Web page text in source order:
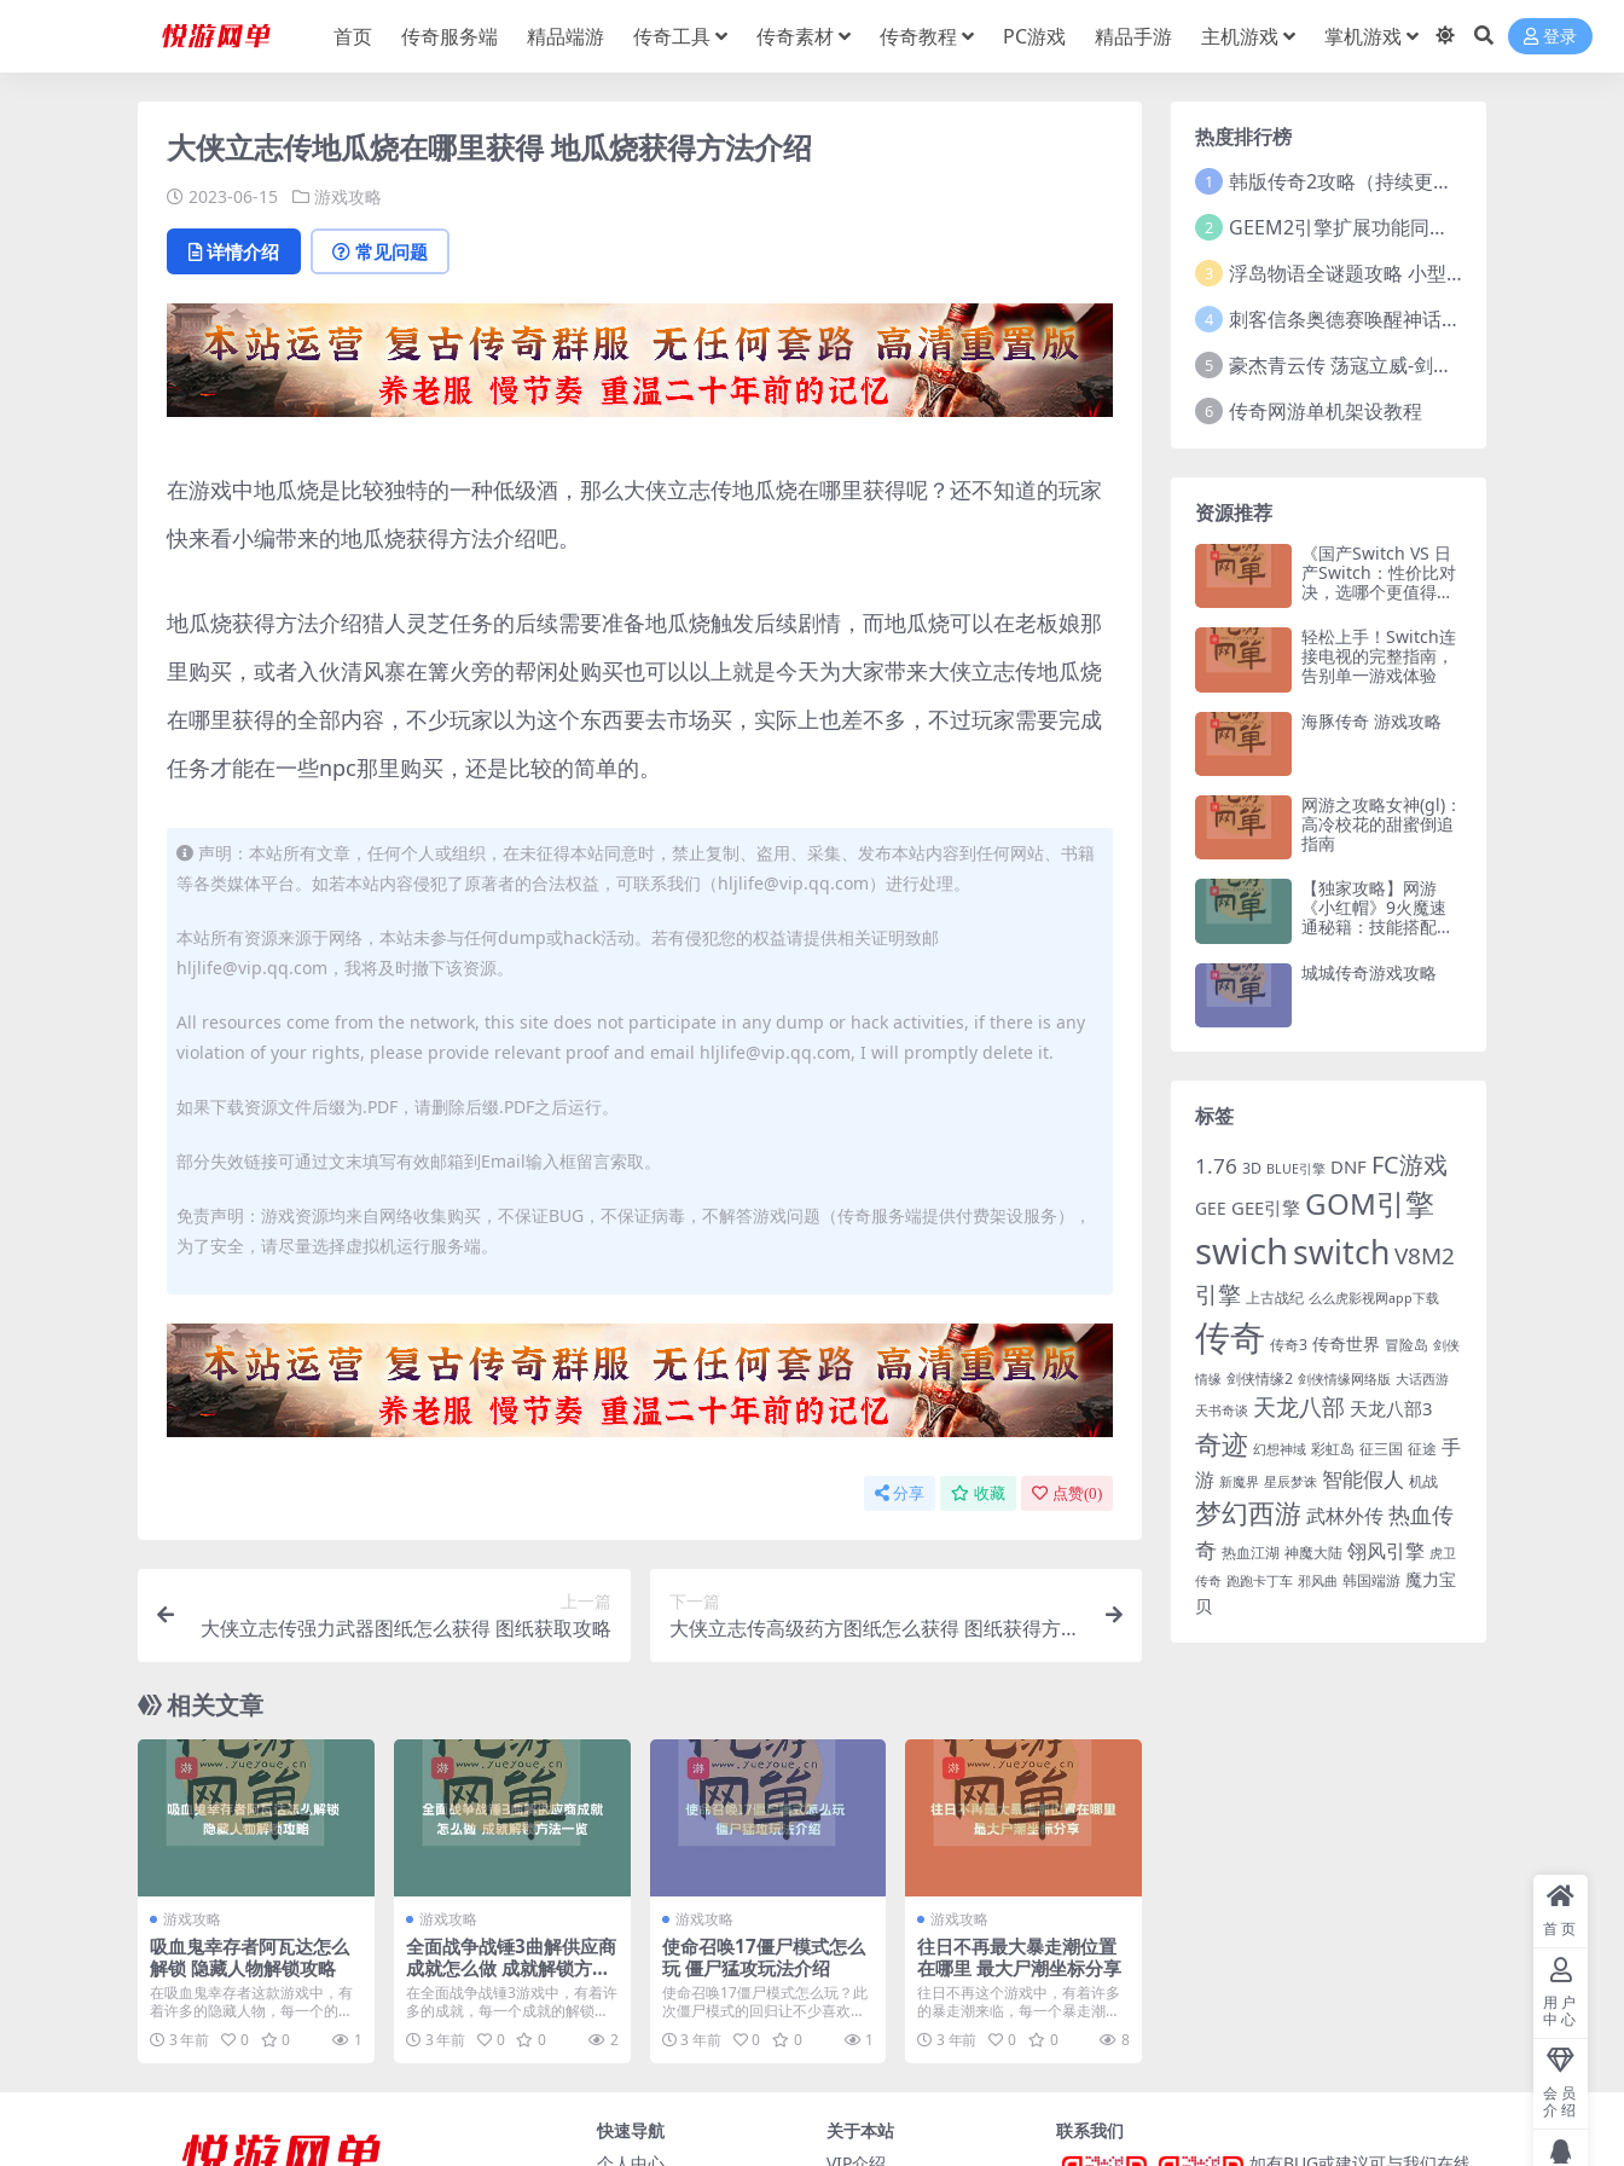
首页 传奇服务端 精品端游 传奇工具 传奇素材 传奇教程 PC游戏 精品手游 主机游戏 掌机游戏 登录
大侠立志传地瓜烧在哪里获得 地瓜烧获得方法介绍
2023-06-15 游戏攻略
详情介绍 常见问题
在游戏中地瓜烧是比较独特的一种低级酒，那么大侠立志传地瓜烧在哪里获得呢？还不知道的玩家
快来看小编带来的地瓜烧获得方法介绍吧。
地瓜烧获得方法介绍猎人灵芝任务的后续需要准备地瓜烧触发后续剧情，而地瓜烧可以在老板娘那
里购买，或者入伙清风寨在篝火旁的帮闲处购买也可以以上就是今天为大家带来大侠立志传地瓜烧
在哪里获得的全部内容，不少玩家以为这个东西要去市场买，实际上也差不多，不过玩家需要完成
任务才能在一些npc那里购买，还是比较的简单的。
声明：本站所有文章，任何个人或组织，在未征得本站同意时，禁止复制、盗用、采集、发布本站内容到任何网站、书籍
等各类媒体平台。如若本站内容侵犯了原著者的合法权益，可联系我们（hljlife@vip.qq.com）进行处理。
本站所有资源来源于网络，本站未参与任何dump或hack活动。若有侵犯您的权益请提供相关证明致邮
hljlife@vip.qq.com，我将及时撤下该资源。
All resources come from the network, this site does not participate in any dump or hack activities, if there is any
violation of your rights, please provide relevant proof and email hljlife@vip.qq.com, I will promptly delete it.
如果下载资源文件后缀为.PDF，请删除后缀.PDF之后运行。
部分失效链接可通过文末填写有效邮箱到Email输入框留言索取。
免责声明：游戏资源均来自网络收集购买，不保证BUG，不保证病毒，不解答游戏问题（传奇服务端提供付费架设服务），
为了安全，请尽量选择虚拟机运行服务端。
分享 收藏 点赞(0)
上一篇
大侠立志传强力武器图纸怎么获得 图纸获取攻略
下一篇
大侠立志传高级药方图纸怎么获得 图纸获得方法
相关文章
游戏攻略
吸血鬼幸存者阿瓦达怎么
解锁 隐藏人物解锁攻略
在吸血鬼幸存者这款游戏中，有
着许多的隐藏人物，每一个的解
锁方式都是非常独特的，其...
3 年前 0 0 1
游戏攻略
全面战争战锤3曲解供应商
成就怎么做 成就解锁方法
一览
在全面战争战锤3游戏中，有着许
多的成就，每一个成就的解锁方
式都各不相同，其中曲解...
3 年前 0 0 2
游戏攻略
使命召唤17僵尸模式怎么
玩 僵尸猛攻玩法介绍
使命召唤17僵尸模式怎么玩？此
次僵尸模式的回归让不少喜欢丧
尸题材的玩家有重新找到...
3 年前 0 0 1
游戏攻略
往日不再最大暴走潮位置
在哪里 最大尸潮坐标分享
往日不再这个游戏中，有着许多
的暴走潮来临，每一个暴走潮都
可以带来许多的经验，那么...
3 年前 0 0 8
热度排行榜
1 韩版传奇2攻略（持续更新）
2 GEEM2引擎扩展功能同步捡物、角色自动捡物
3 浮岛物语全谜题攻略 小型谜题解谜汇总
4 刺客信条奥德赛唤醒神话谜题答案 斯芬克斯主线攻略
5 豪杰青云传 荡寇立威-剑舞红尘-英雄志楼(解压即玩)
6 传奇网游单机架设教程
资源推荐
《国产Switch VS 日
产Switch：性价比对
决，选哪个更值得入
轻松上手！Switch连
接电视的完整指南，
告别单一游戏体验
海豚传奇 游戏攻略
网游之攻略女神(gl)：
高冷校花的甜蜜倒追
指南
【独家攻略】网游
《小红帽》9火魔速
通秘籍：技能搭配与
城城传奇游戏攻略
标签
1.76 3D BLUE引擎 DNF FC游戏
GEE GEE引擎 GOM引擎
swichswitchV8M2
引擎 上古战纪 么么虎影视网app下载
传奇 传奇3 传奇世界 冒险岛 剑侠
情缘 剑侠情缘2 剑侠情缘网络版 大话西游
天书奇谈 天龙八部 天龙八部3
奇迹 幻想神域 彩虹岛 征三国 征途 手
游 新魔界 星辰梦诛 智能假人 机战
梦幻西游 武林外传热血传
奇 热血江湖 神魔大陆 翎风引擎 虎卫
传奇 跑跑卡丁车 邪风曲 韩国端游 魔力宝
贝
快速导航
关于本站
联系我们
首页
用户
中心
会员
介绍